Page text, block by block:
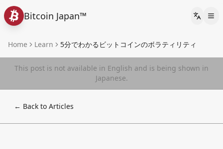
Bitcoin Japan™
Home Learn 5分でわかるビットコインのボラティリティ
This post is not available in English and is being shown in
Japanese.
← Back to Articles